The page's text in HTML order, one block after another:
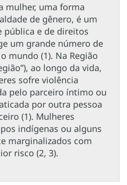
mulher, uma forma
de gênero, é um
pública e de direitos
um grande número de
mundo (1). Na Região
ao longo da vida,
sofre violência
pelo parceiro íntimo ou
por outra pessoa
(1). Mulheres
indígenas ou alguns
marginalizados com
risco (2, 3).